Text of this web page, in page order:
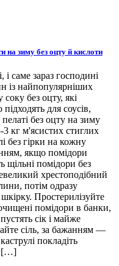
на зиму без оцту й кислоти
саме зараз господині
із найпопулярніших
без оцту, які
для соусів,
без оцту на зиму
3 кг м'ясистих стиглих
без гірки на кожну
якщо помідори
щільні помідори без
хрестоподібний
потім одразу
Простерилізуйте
помідори в банки,
сік і майже
сіль, за бажанням —
покладіть
[…]